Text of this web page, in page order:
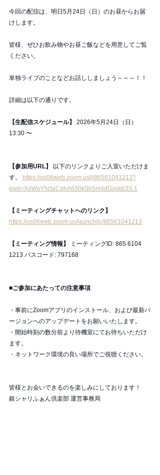
今回の配信は、明日5月24日（日）のお昼からお届
けします。
皆様、ぜひお飲み物やお昼ご飯などを用意してご覧
ください。
単独ライブのことなどお話ししましょう～～～！！
詳細は以下の通りです。
【生配信スケジュール】
2026年5月24日（日）
13:30 〜
【参加用URL】
以下のリンクよりご入室いただけま
す。
https://us06web.zoom.us/j/86561041213?
pwd=XdWsY5ctaCqhA650kSh5m4dGxpkb3S.1
【ミーティングチャットへのリンク】
https://us06web.zoom.us/launch/jc/86561041213
【ミーティング情報】
ミーティングID: 865 6104
1213 パスコード: 797168
■ご参加にあたっての注意事項
・事前にZoomアプリのインストール、および最新バ
ージョンへのアップデートをお願いいたします。
・開始時刻の数分前より待機室にてお待ちいただけ
ます。
・ネットワーク環境の良い場所でご視聴ください。
皆様とお会いできるのを楽しみにしております！
銀シャリふぁん倶楽部 運営事務局